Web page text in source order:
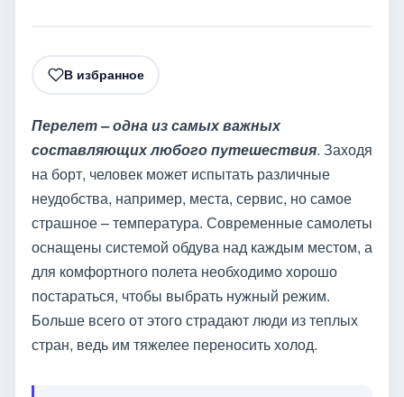
В избранное
Перелет – одна из самых важных
составляющих любого путешествия. Заходя
на борт, человек может испытать различные
неудобства, например, места, сервис, но самое
страшное – температура. Современные самолеты
оснащены системой обдува над каждым местом, а
для комфортного полета необходимо хорошо
постараться, чтобы выбрать нужный режим.
Больше всего от этого страдают люди из теплых
стран, ведь им тяжелее переносить холод.